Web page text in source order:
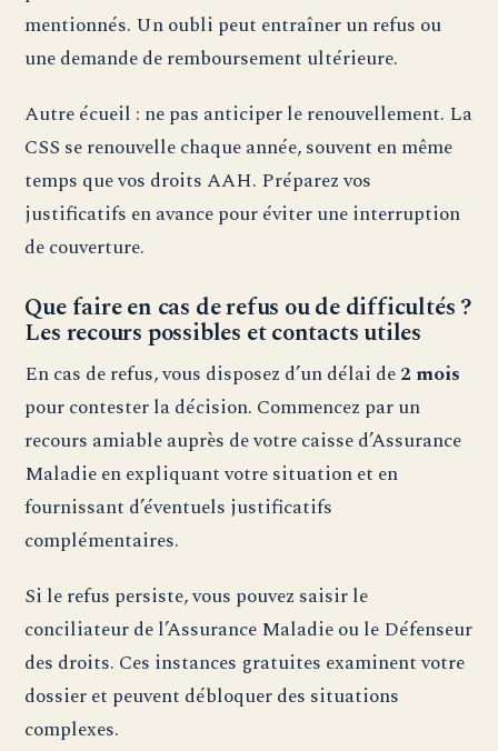
mentionnés. Un oubli peut entraîner un refus ou
une demande de remboursement ultérieure.
Autre écueil : ne pas anticiper le renouvellement. La
CSS se renouvelle chaque année, souvent en même
temps que vos droits AAH. Préparez vos
justificatifs en avance pour éviter une interruption
de couverture.
Que faire en cas de refus ou de difficultés ?
Les recours possibles et contacts utiles
En cas de refus, vous disposez d’un délai de2 mois
pour contester la décision. Commencez par un
recours amiable auprès de votre caisse d’Assurance
Maladie en expliquant votre situation et en
fournissant d’éventuels justificatifs
complémentaires.
Si le refus persiste, vous pouvez saisir le
conciliateur de l’Assurance Maladie ou le Défenseur
des droits. Ces instances gratuites examinent votre
dossier et peuvent débloquer des situations
complexes.